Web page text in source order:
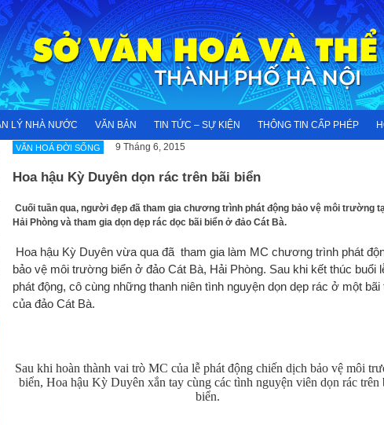
LÝ NHÀ NƯỚC VĂN BẢN TIN TỨC – SỰ KIỆN THÔNG TIN CẤP PHÉP
VĂN HOÁ ĐỜI SỐNG 9 Tháng 6, 2015
Hoa hậu Kỳ Duyên dọn rác trên bãi biển
Cuối tuần qua, người đẹp đã tham gia chương trình phát động bảo vệ môi trường
Hải Phòng và tham gia dọn dẹp rác dọc bãi biển ở đảo Cát Bà.
Hoa hậu Kỳ Duyên vừa qua đã tham gia làm MC chương trình phát
bảo vệ môi trường biển ở đảo Cát Bà, Hải Phòng. Sau khi kết thúc buổi
phát động, cô cùng những thanh niên tình nguyện dọn dẹp rác ở một bãi
của đảo Cát Bà.
Sau khi hoàn thành vai trò MC của lễ phát động chiến dịch bảo vệ môi
biển, Hoa hậu Kỳ Duyên xắn tay cùng các tình nguyện viên dọn rác trên
biển.